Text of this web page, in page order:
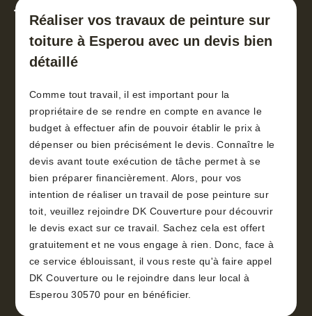
toiture 30
Réaliser vos travaux de peinture sur
toiture à Esperou avec un devis bien
détaillé
Comme tout travail, il est important pour la
propriétaire de se rendre en compte en avance le
budget à effectuer afin de pouvoir établir le prix à
dépenser ou bien précisément le devis. Connaître le
devis avant toute exécution de tâche permet à se
bien préparer financièrement. Alors, pour vos
intention de réaliser un travail de pose peinture sur
toit, veuillez rejoindre DK Couverture pour découvrir
le devis exact sur ce travail. Sachez cela est offert
gratuitement et ne vous engage à rien. Donc, face à
ce service éblouissant, il vous reste qu'à faire appel
DK Couverture ou le rejoindre dans leur local à
Esperou 30570 pour en bénéficier.